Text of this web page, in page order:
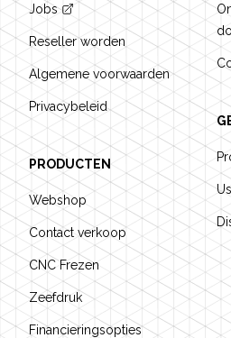
Jobs
Reseller worden
Algemene voorwaarden
Privacybeleid
PRODUCTEN
Webshop
Contact verkoop
CNC Frezen
Zeefdruk
Financieringsopties